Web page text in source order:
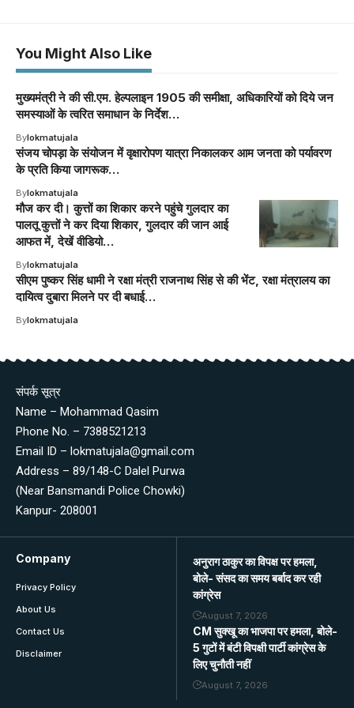
You Might Also Like
मुख्यमंत्री ने की सी.एम. हेल्पलाइन 1905 की समीक्षा, अधिकारियों को दिये जन
समस्याओं के त्वरित समाधान के निर्देश…
Bylokmatujala
संजय चोपड़ा के संयोजन में वृक्षारोपण यात्रा निकालकर आम जनता को पर्यावरण
के प्रति किया जागरूक…
Bylokmatujala
मौज कर दी। कुत्तों का शिकार करने पहुंचे गुलदार का
पालतू कुत्तों ने कर दिया शिकार, गुलदार की जान आई
आफत में, देखें वीडियो…
Bylokmatujala
सीएम पुष्कर सिंह धामी ने रक्षा मंत्री राजनाथ सिंह से की भेंट, रक्षा मंत्रालय का
दायित्व दुबारा मिलने पर दी बधाई…
Bylokmatujala
संपर्क सूत्र
Name – Mohammad Qasim
Phone No. – 7388521213
Email ID – lokmatujala@gmail.com
Address – 89/148-C Dalel Purwa
(Near Bansmandi Police Chowki)
Kanpur- 208001
Company
Privacy Policy
About Us
Contact Us
Disclaimer
अनुराग ठाकुर का विपक्ष पर हमला,
बोले- संसद का समय बर्बाद कर रही
कांग्रेस
August 7, 2026
CM सुक्खू का भाजपा पर हमला, बोले-
5 गुटों में बंटी विपक्षी पार्टी कांग्रेस के
लिए चुनौती नहीं
August 7, 2026